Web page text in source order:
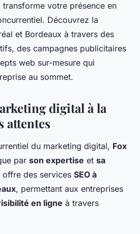
votre présence en
Découvrez la
et Bordeaux à travers des
des campagnes publicitaires
web sur-mesure qui
au sommet.
digital à la
attentes
du marketing digital, Fox
par son expertise et sa
offre des services SEO à
, permettant aux entreprises
en ligne à travers